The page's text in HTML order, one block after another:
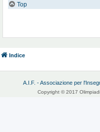
Top
Indice
A.I.F. - Associazione per
Copyright © 2017